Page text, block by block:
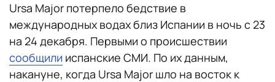
Ursa Major потерпело бедствие в
международных водах близ Испании в ночь с 23
на 24 декабря. Первыми о происшествии
сообщили испанские СМИ. По их данным,
накануне, когда Ursa Major шло на восток к